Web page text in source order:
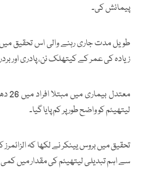
پیمائش کی۔
زیادہ کی عمر کے کیتھلک نن، پادری اور
لیتھیئم کو واضح طور پر کم پایا گیا۔
تحقیق میں بروس یینکر نے لکھا کہ
سے اہم تبدیلی لیتھیئم کی مقدار میں